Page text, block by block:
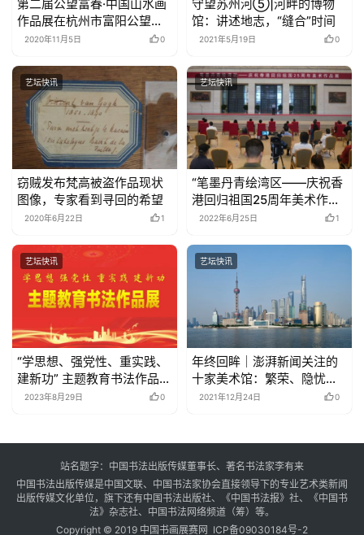
第二届公望富春·中国山水画
作品展在杭州市富阳公望美
术馆隆重开幕
2020年11月5日 0
守望苏州河⑤|河畔的博物
馆：讲述地志，“缝合”时间
2021年5月19日 0
艺坛快讯
窃贼发布梵高被盗作品现状
图像，专家看到寻回的希望
2020年6月22日 1
艺坛快讯
“笔墨丹青绘湾区——庆祝香
港回归祖国25周年美术作品
展”在京举办
2022年6月25日 1
艺坛快讯
“学思想、强党性、重实践、
建新功” 主题教育书法作品展
第24辑
2023年8月29日 0
艺坛快讯
年终回眸｜澎湃新闻关注的
十家美术馆：繁荣、隐忧与
无界
2021年12月24日 0
站名题字：中国书法出版传媒董事长、著名书法家李有来
中国书法出版传媒是中国文联、中国书法家协会直接领导下的专业艺术类新闻
出版传媒文化单位，旗下还有中国书法出版社、《中国书法报》社、《中国书
法》杂志社、中国书法网络频道（筹）等。
Copyright © 2019 中国书画展赛网 ICP备09030184号-2